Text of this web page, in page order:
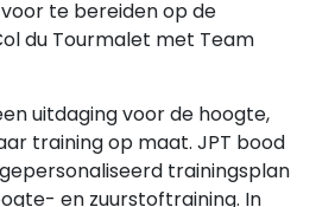
te bereiden op de
du Tourmalet met Team
uitdaging voor de hoogte,
training op maat. JPT bood
trainingsplan
en zuurstoftraining. In